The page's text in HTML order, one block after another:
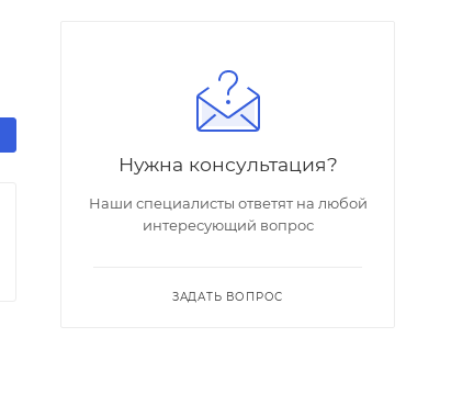
Нужна консультация?
Наши специалисты ответят на любой
интересующий вопрос
ЗАДАТЬ ВОПРОС